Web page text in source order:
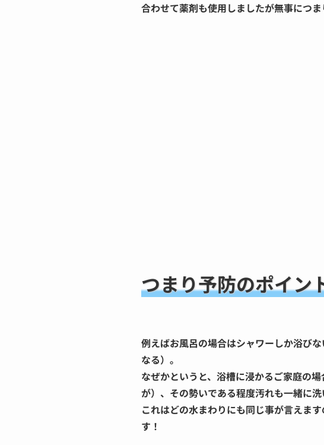
合わせて薬剤も使用しましたが無事につ
つまり予防のポイン
例えばお風呂の場合はシャワーしか浴び
なる）。
なぜかというと、浴槽に浸かるご家庭の
が）、その勢いである程度汚れも一緒に洗
これはどの水まわりにも同じ事が言えま
す！